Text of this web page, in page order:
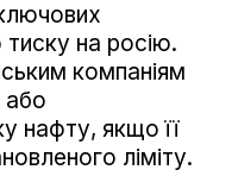
тиску на росію.
компаніям
або
нафту, якщо її
ліміту.